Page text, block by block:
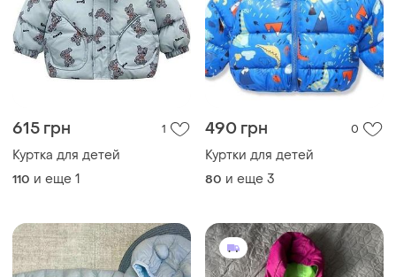
615 грн 1
Куртка для детей
110 и еще 1
490 грн 0
Куртки для детей
80 и еще 3